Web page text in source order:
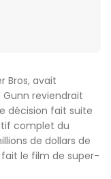
Bros, avait
reviendrait
décision fait suite
complet du
de dollars de
le film de super-